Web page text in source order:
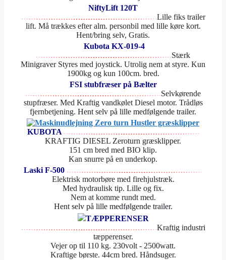
NiftyLift 120T
Lille fiks trailer
lift. Må trækkes efter alm. personbil med lille køre kort.
Hent/bring selv, Gratis.
Kubota KX-019-4
Stærk
Minigraver Styres med joystick. Utrolig nem at styre. Kun
1900kg og kun 100cm. bred.
FSI stubfræser på Bælter
Selvkørende
stupfræser. Med Kraftig vandkølet Diesel motor. Trådløs
fjernbetjening. Hent selv på lille medfølgende trailer.
KUBOTA
KRAFTIG DIESEL Zeroturn græsklipper.
151 cm bred med BIO klip.
Kan snurre på en underkop.
Laski F-500
Elektrisk motorbøre med firehjulstræk.
Med hydraulisk tip. Lille og fix.
Nem at komme rundt med.
Hent selv på lille medfølgende trailer.
TÆPPERENSER
Kraftig industri
tæpperenser.
Vejer op til 110 kg. 230volt - 2500watt.
Kraftige børste. 44cm bred. Håndsuger.